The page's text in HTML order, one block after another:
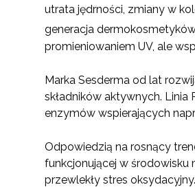
utrata jędrności, zmiany w
generacja
promieniowaniem UV, ale
Marka Sesderma od lat
składników aktywnych. Linia
enzymów wspierających
Odpowiedzią na rosnący
funkcjonującej w środowisku
przewlekły stres